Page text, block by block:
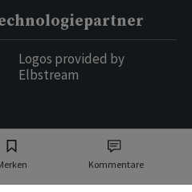
Kommentare
Logos provided by
Elbstream